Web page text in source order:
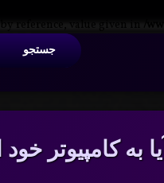
reference, value given in
آیا به کامپیوتر